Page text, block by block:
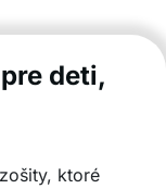
deti,
ktoré